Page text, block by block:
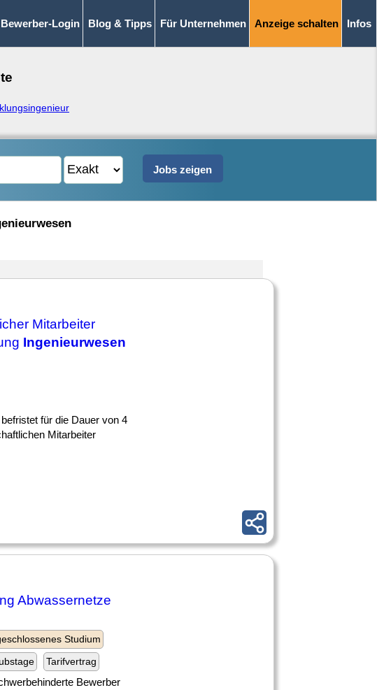
Bewerber-Login Blog & Tipps Für Unternehmen Anzeige schalten Infos
Mitarbeiter
Ingenieurwesen
für die Dauer von 4
Mitarbeiter
Abwassernetze
Studium
Tarifvertrag
Bewerber